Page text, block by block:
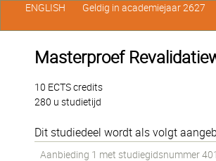
Masterproef
10 ECTS credits
280 u studietijd
Dit studiedeel wordt als volgt
Aanbieding 1 met studiegidsnummer
ENGLISH Geldig in academiejaar 2627